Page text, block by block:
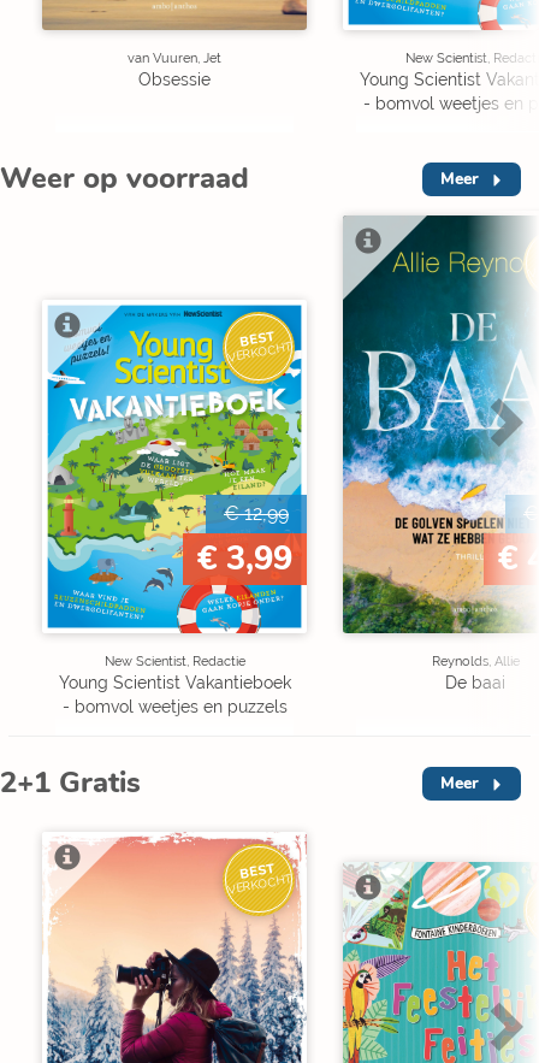
van Vuuren, Jet
Obsessie
New Scientist,
Young Scientist
- bomvol weetjes en
Weer op voorraad Meer
BEST
VERKOCHT
€ 12,99
€ 3,99
New Scientist, Redactie
Young Scientist Vakantieboek
- bomvol weetjes en puzzels
€
€
Reynolds, Allie
De baai
2+1 Gratis Meer
BEST
VERKOCHT